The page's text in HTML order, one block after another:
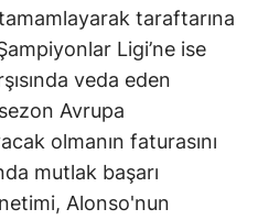
taraftarına
Ligi’ne ise
veda eden
Avrupa
olmanın faturasını
mutlak başarı
Alonso'nun